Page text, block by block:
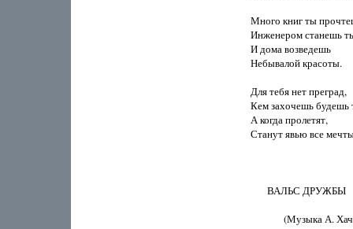
Много книг ты
Инженером станешь
И дома возведешь
Небывалой красоты.
Для тебя нет преград,
Кем захочешь будешь
А когда пролетят,
Станут явью все
       ВАЛЬС ДРУЖБЫ
(Музыка А.